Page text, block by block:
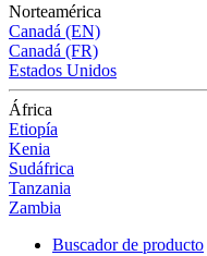
Norteamérica
Canadá (EN)
Canadá (FR)
Estados Unidos
África
Etiopía
Kenia
Sudáfrica
Tanzania
Zambia
Buscador de producto